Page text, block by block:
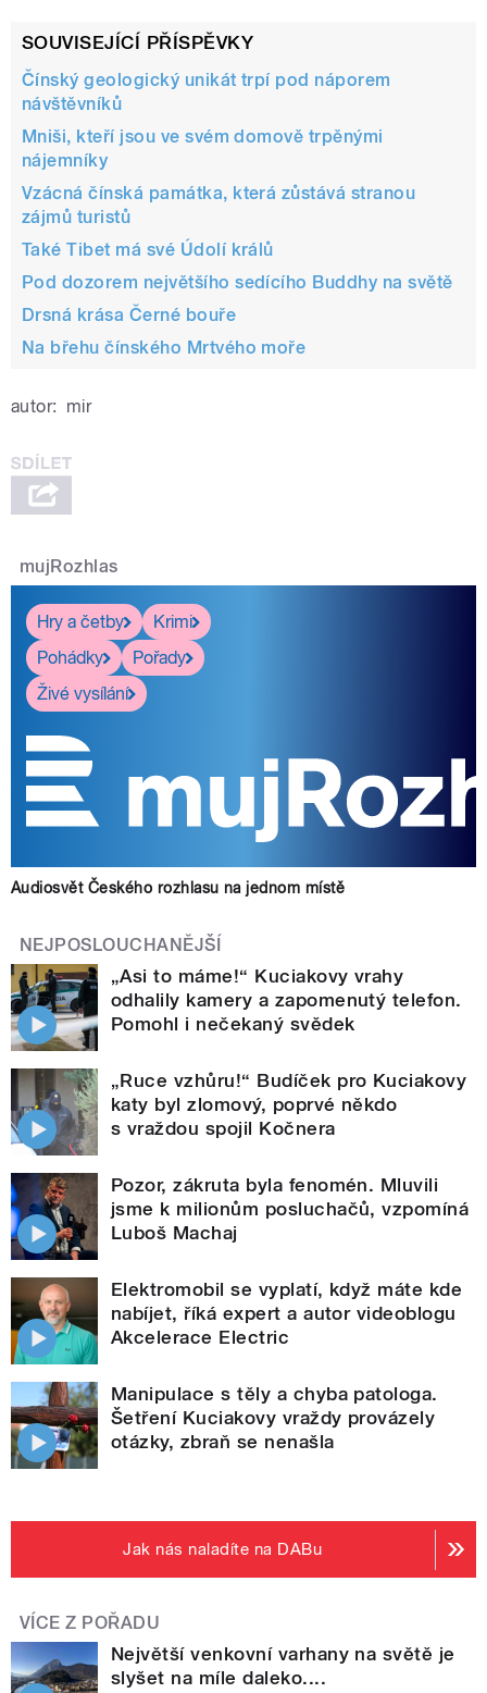
SOUVISEJÍCÍ PŘÍSPĚVKY
Čínský geologický unikát trpí pod náporem
návštěvníků
Mniši, kteří jsou ve svém domově trpěnými
nájemníky
Vzácná čínská památka, která zůstává stranou
zájmů turistů
Také Tibet má své Údolí králů
Pod dozorem největšího sedícího Buddhy na světě
Drsná krása Černé bouře
Na břehu čínského Mrtvého moře
autor: mir
mujRozhlas
Hry a četby
Krimi
Pohádky
Pořady
Živé vysílání
Audiosvět Českého rozhlasu na jednom místě
NEJPOSLOUCHANĚJŠÍ
„Asi to máme!“ Kuciakovy vrahy
odhalily kamery a zapomenutý telefon.
Pomohl i nečekaný svědek
„Ruce vzhůru!“ Budíček pro Kuciakovy
katy byl zlomový, poprvé někdo
s vraždou spojil Kočnera
Pozor, zákruta byla fenomén. Mluvili
jsme k milionům posluchačů, vzpomíná
Luboš Machaj
Elektromobil se vyplatí, když máte kde
nabíjet, říká expert a autor videoblogu
Akcelerace Electric
Manipulace s těly a chyba patologa.
Šetření Kuciakovy vraždy provázely
otázky, zbraň se nenašla
Jak nás naladíte na DABu
VÍCE Z POŘADU
Největší venkovní varhany na světě je
slyšet na míle daleko....